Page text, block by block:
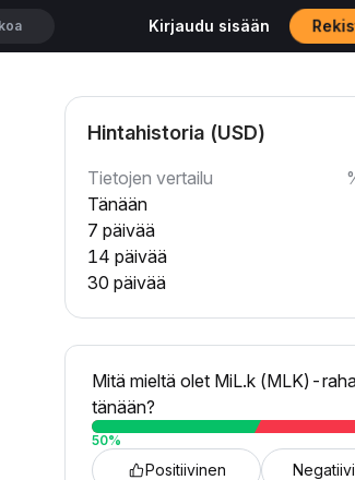
Kirjaudu sisään
Hintahistoria (USD)
Tietojen vertailu
Tänään
7 päivää
14 päivää
30 päivää
Mitä mieltä olet MiL.k (MLK)-
tänään?
50%
Positiivinen